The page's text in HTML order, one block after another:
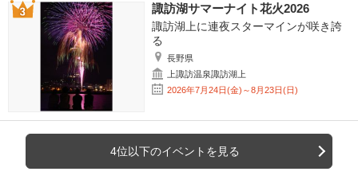
諏訪湖サマーナイト花火2026
諏訪湖上に連夜スターマインが咲き誇
る
長野県
上諏訪温泉諏訪湖上
2026年7月24日(金)～8月23日(日)
4位以下のイベントを見る